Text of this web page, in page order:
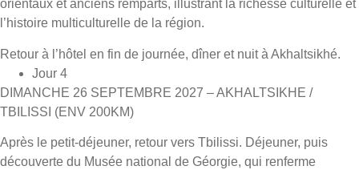
orientaux et anciens remparts, illustrant la richesse culturelle et
l’histoire multiculturelle de la région.
Retour à l’hôtel en fin de journée, dîner et nuit à Akhaltsikhé.
Jour 4
DIMANCHE 26 SEPTEMBRE 2027 – AKHALTSIKHE /
TBILISSI (ENV 200KM)
Après le petit-déjeuner, retour vers Tbilissi. Déjeuner, puis
découverte du Musée national de Géorgie, qui renferme